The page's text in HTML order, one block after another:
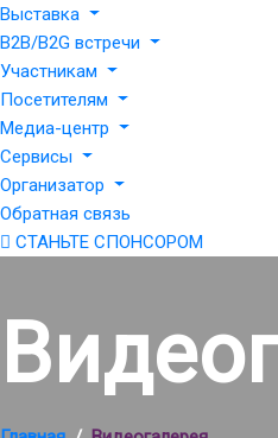
Выставка
B2B/B2G встречи
Участникам
Посетителям
Медиа-центр
Сервисы
Организатор
Обратная связь
СТАНЬТЕ СПОНСОРОМ